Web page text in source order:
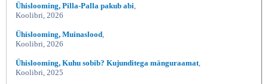
Ühislooming, Pilla-Palla pakub abi
Koolibri, 2026
Ühislooming, Muinaslood
Koolibri, 2026
Ühislooming, Kuhu sobib? Kujunditega mänguraamat
Koolibri, 2025